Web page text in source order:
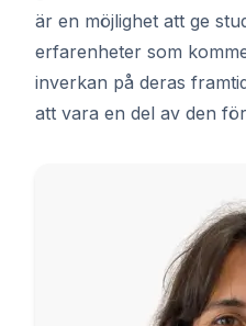
är en möjlighet att ge
erfarenheter som
inverkan på deras
att vara en del av den